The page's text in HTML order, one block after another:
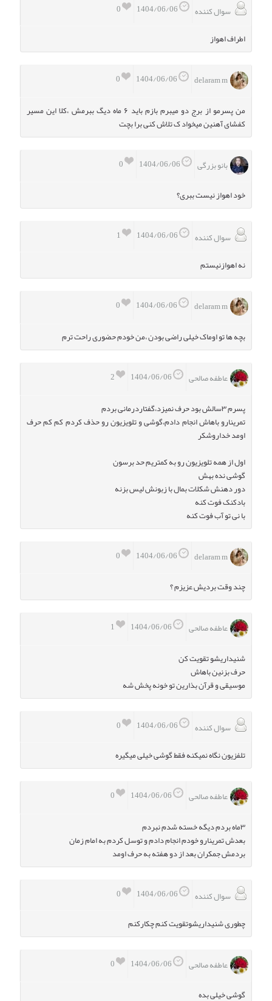
0
سوال کننده
اطراف اهواز
0
delaram m
من پسرمو از برج دو میبرم بازم باید ۶ ماه دیگ ببرمش ،کلا این مسیر
کفشای آهنین میخواد ک تلاش کنی برا بچت
0
بانو بزرگی
خود اهواز نیست ببری؟
1
سوال کننده
نه اهوازنیستم
0
delaram m
بچه ها تو اوماک خیلی راضی بودن ،من خودم حضوری راحت ترم
2
عاطفه صالحی
پسرم ۳سالش بود حرف نمیزد،گفتاردرمانی بردم
تمرینارو باهاش انجام دادم،گوشی و تلویزیون رو حذف کردم کم کم حرف
اومد خداروشکر
اول از همه تلویزیون رو به کمتریم حد برسون
گوشی نده بهش
دور دهنش شکلات بمال با زبونش لیس بزنه
بادکنک فوت کنه
با نی تو آب فوت کنه
0
delaram m
چند ‌وقت بردیش عزیزم ؟
1
عاطفه صالحی
شنیداریشو تقویت کن
حرف بزنین باهاش
موسیقی و قرآن بذارین تو خونه پخش شه
0
سوال کننده
تلفزیون نگاه نمیکنه فقط گوشی خیلی میگیره
0
عاطفه صالحی
۳ماه بردم دیگه خسته شدم نبردم
بعدش تمرینارو خودم انجام دادم و توسل کردم به امام زمان
بردمش جمکران بعد از دو هفته به حرف اومد
0
سوال کننده
چطوری شنیداریشوتقویت کنم چکارکنم
0
عاطفه صالحی
گوشی خیلی بده